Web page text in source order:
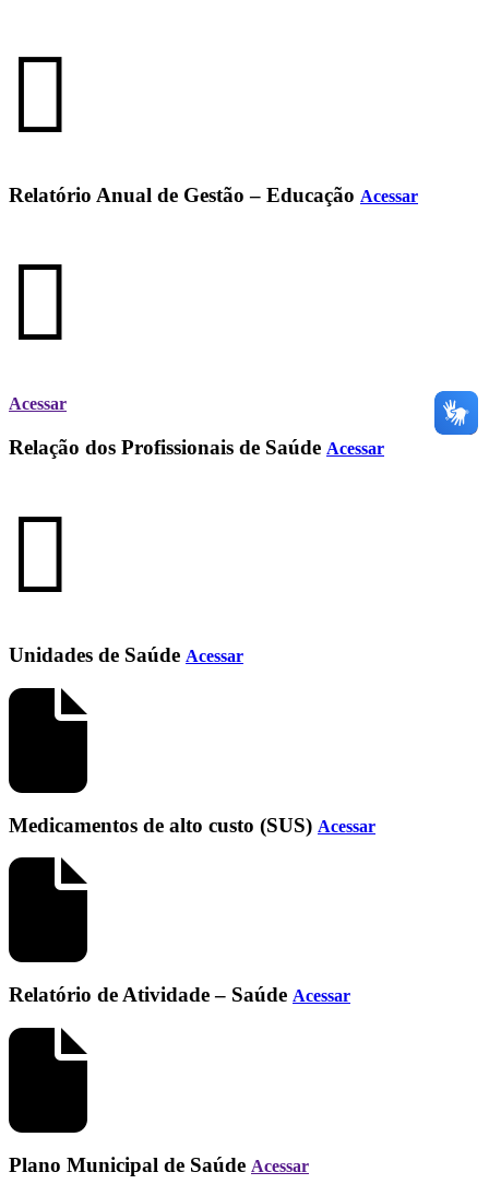
Relatório Anual de Gestão – Educação Acessar
Acessar
Relação dos Profissionais de Saúde Acessar
Unidades de Saúde Acessar
Medicamentos de alto custo (SUS) Acessar
Relatório de Atividade – Saúde Acessar
Plano Municipal de Saúde Acessar